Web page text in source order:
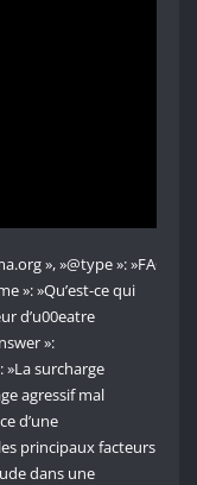
», »@type »:
»: »Qu’est-ce qui
d’u00eatre
»:
»La surcharge
agressif mal
d’une
principaux facteurs
dans une